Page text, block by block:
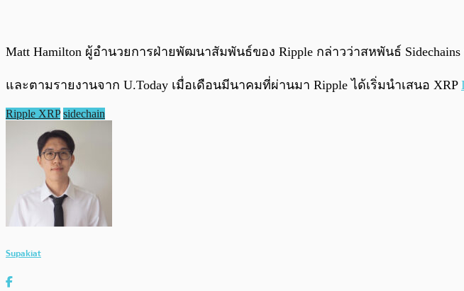
Matt Hamilton ผู้อำนวยการฝ่ายพัฒนาสัมพันธ์ของ Ripple กล่าวว่าสหพันธ์
และตามรายงานจาก U.Today เมื่อเดือนมีนาคมที่ผ่านมา Ripple ได้เริ่มนำเสนอ XRP
Ripple XRP sidechain
Supakiat